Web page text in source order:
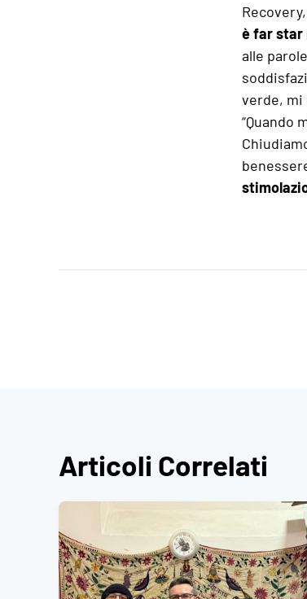
è far star
alle
verde, mi
“Quando
Articoli Correlati